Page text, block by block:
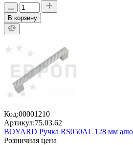
В корзину
Код:00001210
Артикул:75.03.62
BOYARD Ручка RS050AL 128 мм
Розничная цена